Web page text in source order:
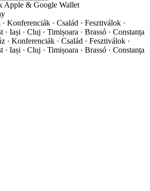
Apple & Google Wallet
· Konferenciák · Család · Fesztiválok ·
· Iași · Cluj · Timișoara · Brassó · Constanța
· Konferenciák · Család · Fesztiválok ·
· Iași · Cluj · Timișoara · Brassó · Constanța